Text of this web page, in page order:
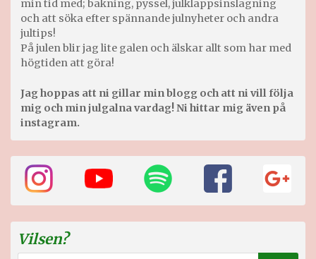
min tid med; bakning, pyssel, julklappsinslagning
och att söka efter spännande julnyheter och andra
jultips!
På julen blir jag lite galen och älskar allt som har med
högtiden att göra!
Jag hoppas att ni gillar min blogg och att ni vill följa
mig och min julgalna vardag! Ni hittar mig även på
instagram.
Vilsen?